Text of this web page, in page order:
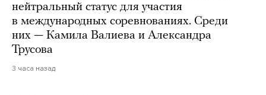
нейтральный статус для участия
в международных соревнованиях. Среди
них — Камила Валиева и Александра
Трусова
3 часа назад